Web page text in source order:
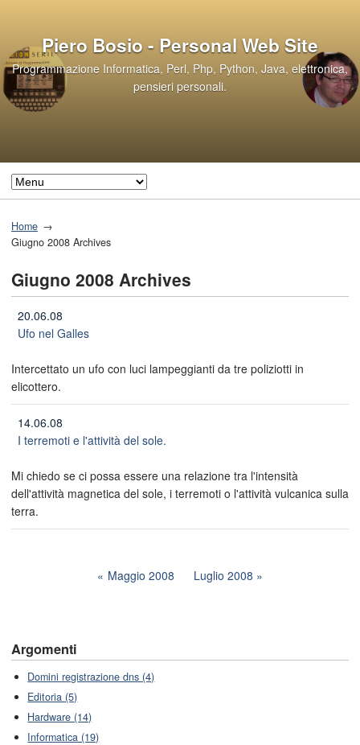
Piero Bosio - Personal Web Site
Programmazione Informatica, Perl, Php, Python, Java, elettronica,
pensieri personali.
Home
Giugno 2008 Archives
Giugno 2008 Archives
20.06.08
Ufo nel Galles
Intercettato un ufo con luci lampeggianti da tre poliziotti in
elicottero.
14.06.08
I terremoti e l'attività del sole.
Mi chiedo se ci possa essere una relazione tra l'intensità
dell'attività magnetica del sole, i terremoti o l'attività vulcanica sulla
terra.
Maggio 2008 Luglio 2008
Argomenti
Domini registrazione dns (4)
Editoria (5)
Hardware (14)
Informatica (19)